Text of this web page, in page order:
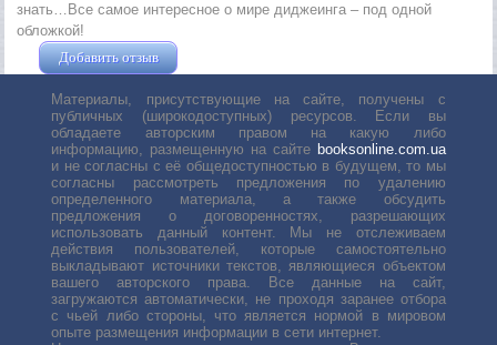
знать…Все самое интересное о мире диджеинга – под одной
обложкой!
Добавить отзыв
Материалы, присутствующие на сайте, получены с
публичных (широкодоступных) ресурсов. Если вы
обладаете авторским правом на какую либо
информацию, размещенную на сайте booksonline.com.ua
и не согласны с её общедоступностью в будущем, то мы
согласны рассмотреть предложения по удалению
определенного материала, а также обсудить
предложения о договоренностях, разрешающих
использовать данный контент. Мы не отслеживаем
действия пользователей, которые самостоятельно
выкладывают источники текстов, являющиеся объектом
вашего авторского права. Все данные на сайт,
загружаются автоматически, не проходя заранее отбора
с чьей либо стороны, что является нормой в мировом
опыте размещения информации в сети интернет.